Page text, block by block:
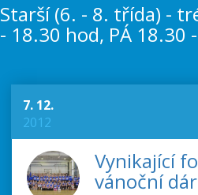
Starší (6. - 8. třída) -
- 18.30 hod, PÁ 18.30
7. 12.
2012
Vynikající
vánoční